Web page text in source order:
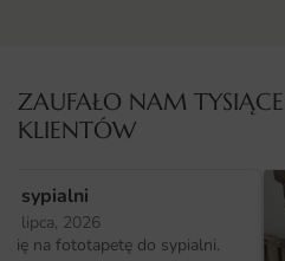
Gdzie sprawdzi się fototapeta
osobowość. Wzór dobrze
skandynawskim, jak i
więcej propozycji w tej kategorii
ZAUFAŁO NAM
KLIENTÓW
sypialni
lipca, 2026
się na fototapetę do sypialni.